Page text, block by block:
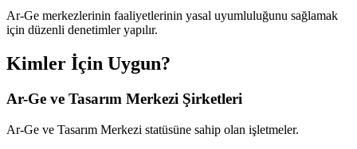
Ar-Ge merkezlerinin faaliyetlerinin yasal uyumluluğunu sağlamak
için düzenli denetimler yapılır.
Kimler İçin Uygun?
Ar-Ge ve Tasarım Merkezi Şirketleri
Ar-Ge ve Tasarım Merkezi statüsüne sahip olan işletmeler.